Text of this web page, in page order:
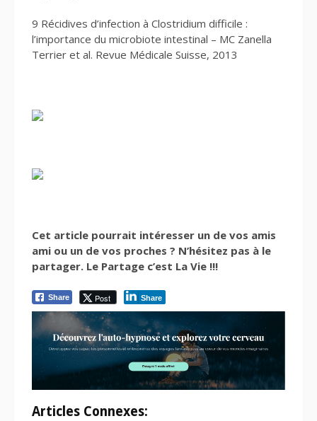
9 Récidives d’infection à Clostridium difficile :
l’importance du microbiote intestinal – MC Zanella
Terrier et al. Revue Médicale Suisse, 2013
Cet article pourrait intéresser un de vos amis
ami ou un de vos proches ? N’hésitez pas à le
partager. Le Partage c’est La Vie !!!
Share Post Share
Articles Connexes: